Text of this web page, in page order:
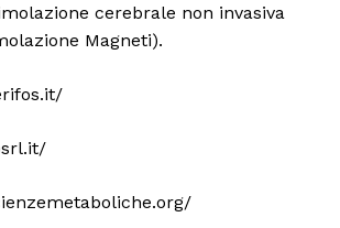
cerebrale non invasiva
Magneti).